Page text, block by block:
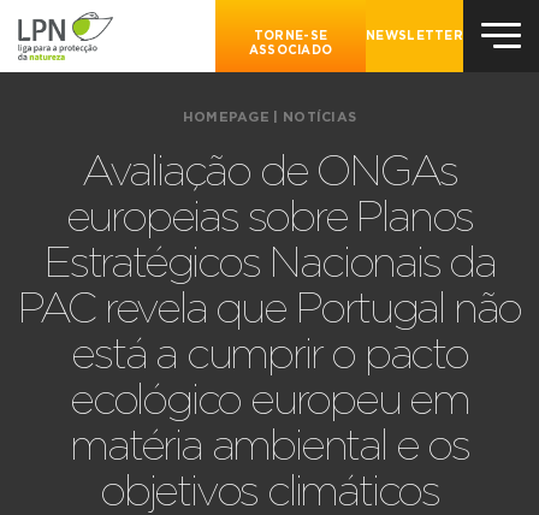
TORNE-SE
ASSOCIADO
NEWSLETTER
HOMEPAGE NOTÍCIAS
Avaliação de ONGAs
europeias sobre Planos
Estratégicos Nacionais da
PAC revela que Portugal não
está a cumprir o pacto
ecológico europeu em
matéria ambiental e os
objetivos climáticos